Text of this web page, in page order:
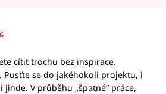
cítit trochu bez inspirace.
Pusťte se do jakéhokoli projektu, i
jinde. V průběhu „špatné“ práce,